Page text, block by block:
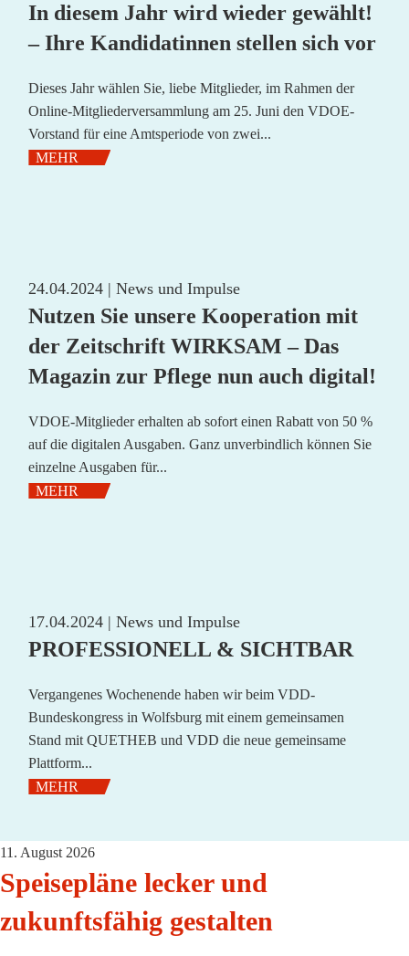
In diesem Jahr wird wieder gewählt!
– Ihre Kandidatinnen stellen sich vor
Dieses Jahr wählen Sie, liebe Mitglieder, im Rahmen der
Online-Mitgliederversammlung am 25. Juni den VDOE-
Vorstand für eine Amtsperiode von zwei...
MEHR
24.04.2024 |News und Impulse
Nutzen Sie unsere Kooperation mit
der Zeitschrift WIRKSAM – Das
Magazin zur Pflege nun auch digital!
VDOE-Mitglieder erhalten ab sofort einen Rabatt von 50 %
auf die digitalen Ausgaben. Ganz unverbindlich können Sie
einzelne Ausgaben für...
MEHR
17.04.2024 |News und Impulse
PROFESSIONELL & SICHTBAR
Vergangenes Wochenende haben wir beim VDD-
Bundeskongress in Wolfsburg mit einem gemeinsamen
Stand mit QUETHEB und VDD die neue gemeinsame
Plattform...
MEHR
11. August 2026
Speisepläne lecker und
zukunftsfähig gestalten